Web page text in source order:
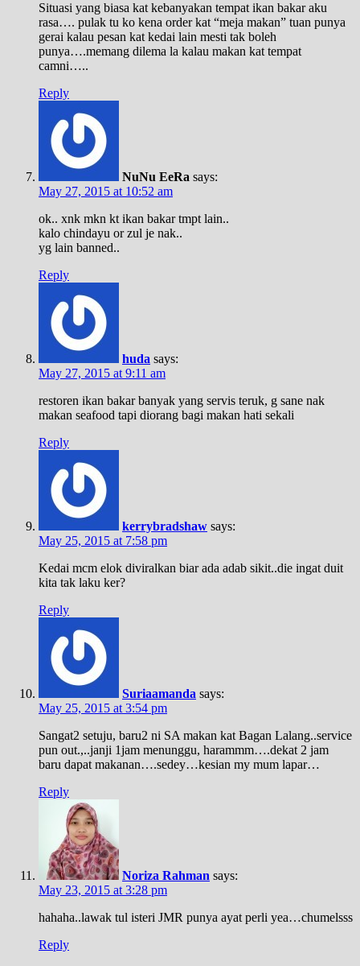
Situasi yang biasa kat kebanyakan tempat ikan bakar aku
rasa…. pulak tu ko kena order kat “meja makan” tuan punya
gerai kalau pesan kat kedai lain mesti tak boleh
punya….memang dilema la kalau makan kat tempat
camni…..
Reply
NuNu EeRa says:
May 27, 2015 at 10:52 am
ok.. xnk mkn kt ikan bakar tmpt lain..
kalo chindayu or zul je nak..
yg lain banned..
Reply
huda says:
May 27, 2015 at 9:11 am
restoren ikan bakar banyak yang servis teruk, g sane nak
makan seafood tapi diorang bagi makan hati sekali
Reply
kerrybradshaw says:
May 25, 2015 at 7:58 pm
Kedai mcm elok diviralkan biar ada adab sikit..die ingat duit
kita tak laku ker?
Reply
Suriaamanda says:
May 25, 2015 at 3:54 pm
Sangat2 setuju, baru2 ni SA makan kat Bagan Lalang..service
pun out.,..janji 1jam menunggu, harammm….dekat 2 jam
baru dapat makanan….sedey…kesian my mum lapar…
Reply
Noriza Rahman says:
May 23, 2015 at 3:28 pm
hahaha..lawak tul isteri JMR punya ayat perli yea…chumelsss
Reply